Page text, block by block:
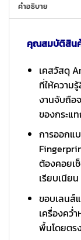
คำอธิบาย
คุณสมบัติสิน
เคสวัสดุ
ที่ให้ความ
งานจับถือ
ของกระแ
การออกแ
ต้องคอยเ
เรียบเนียน
ขอบเลนส์
เครื่องคว่
พื้นโดยตร